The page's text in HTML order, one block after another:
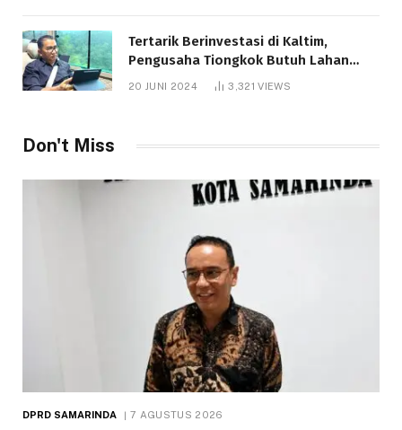
Tertarik Berinvestasi di Kaltim,
Pengusaha Tiongkok Butuh Lahan
1.000 Hektare
20 JUNI 2024 3,321VIEWS
Don't Miss
DPRD SAMARINDA 7 AGUSTUS 2026